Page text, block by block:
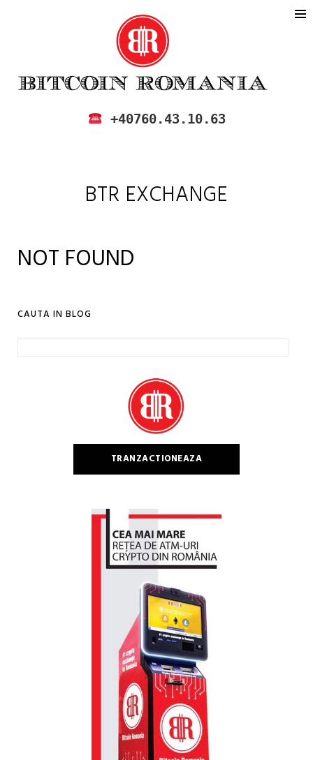
BITCOIN ROMANIA
CUMPARA SI VINDE BITCOIN IN
+40760.43.10.63
BTR EXCHANGE
NOT FOUND
CAUTA IN BLOG
TRANZACTIONEAZA